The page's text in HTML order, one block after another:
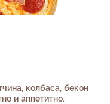
колбаса, бекон
и аппетитно.